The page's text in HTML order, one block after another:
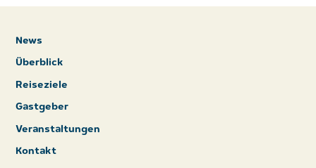
News
Überblick
Reiseziele
Gastgeber
Veranstaltungen
Kontakt